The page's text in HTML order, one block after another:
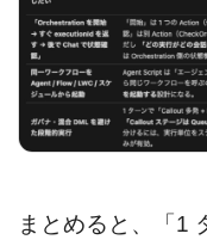
まとめると、「1